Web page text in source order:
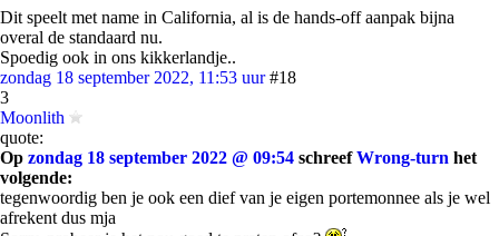
Dit speelt met name in California, al is de hands-off aanpak bijna
overal de standaard nu.
Spoedig ook in ons kikkerlandje..
zondag 18 september 2022, 11:53 uur #18
3
Moonlith
quote:
Op zondag 18 september 2022 @ 09:54 schreefWrong-turn het
volgende:
tegenwoordig ben je ook een dief van je eigen portemonnee als je wel
afrekent dus mja